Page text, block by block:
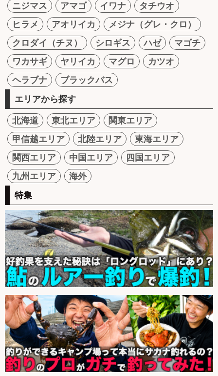
ニジマス アマゴ イワナ
タチウオ
ヒラメ
アオリイカ
メジナ（グレ・クロ）
クロダイ（チヌ）
シロギス ハゼ
マゴチ
ワカサギ
ヤリイカ マグロ
カツオ
ヘラブナ
ブラックバス
エリアから探す
北海道 東北エリア
関東エリア
甲信越エリア
北陸エリア
東海エリア
関西エリア
中国エリア
四国エリア
九州エリア
海外
特集